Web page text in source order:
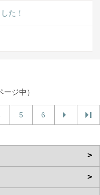
た！
ジ中）
5 6